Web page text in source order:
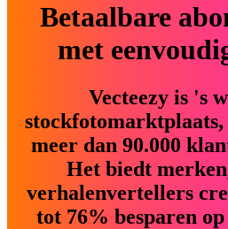
Betaalbare
met
Vecteezy is 's
meer dan 90.000
Het biedt
verhalenvertellers
tot 76% besparen